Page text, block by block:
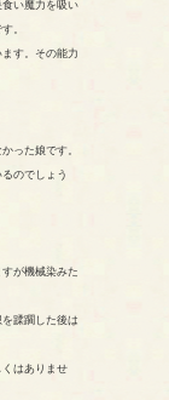
い魔力を吸い
。
す。その能力
った娘です。
のでしょう
が機械染みた
蹂躙した後は
はありませ